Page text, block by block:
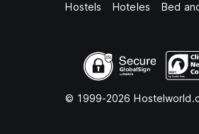
Hostels Hoteles Bed
© 1999-2026